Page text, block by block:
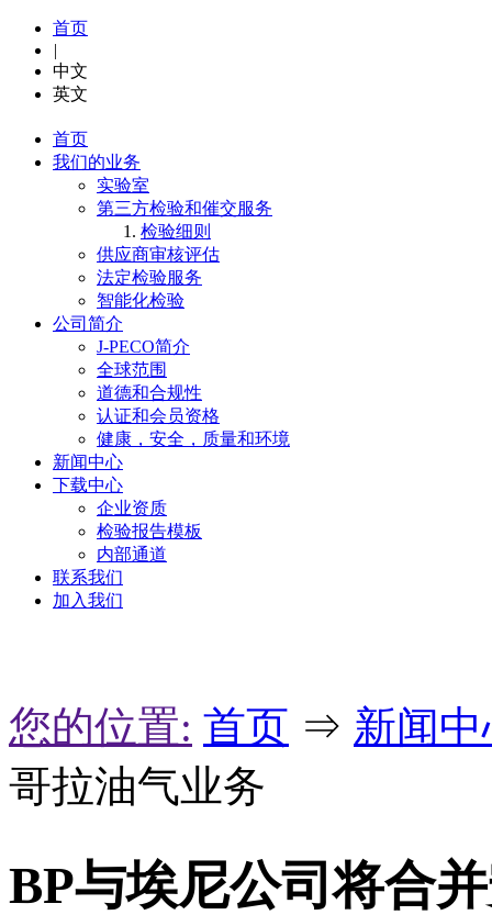
首页
|
中文
英文
首页
我们的业务
实验室
第三方检验和催交服务
检验细则
供应商审核评估
法定检验服务
智能化检验
公司简介
J-PECO简介
全球范围
道德和合规性
认证和会员资格
健康，安全，质量和环境
新闻中心
下载中心
企业资质
检验报告模板
内部通道
联系我们
加入我们
您的位置: 首页 ⇒ 新闻
哥拉油气业务
BP与埃尼公司将合